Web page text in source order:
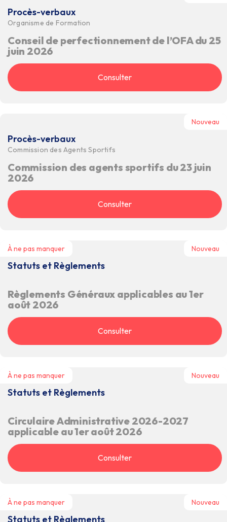
Procès-verbaux
Organisme de Formation
Conseil de perfectionnement de l’OFA du 25
juin 2026
Consulter
Nouveau
Procès-verbaux
Commission des Agents Sportifs
Commission des agents sportifs du 23 juin
2026
Consulter
Nouveau
À ne pas manquer
Statuts et Règlements
Règlements Généraux applicables au 1er
août 2026
Consulter
Nouveau
À ne pas manquer
Statuts et Règlements
Circulaire Administrative 2026-2027
applicable au 1er août 2026
Consulter
Nouveau
À ne pas manquer
Statuts et Règlements